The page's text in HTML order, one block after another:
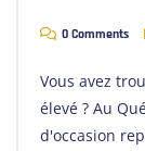
0 Comments
Vous avez
élevé ? Au
d'occasion